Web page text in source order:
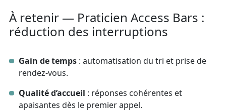
À retenir — Praticien Access Bars :
réduction des interruptions
Gain de temps : automatisation du tri et prise de
rendez‑vous.
Qualité d’accueil : réponses cohérentes et
apaisantes dès le premier appel.